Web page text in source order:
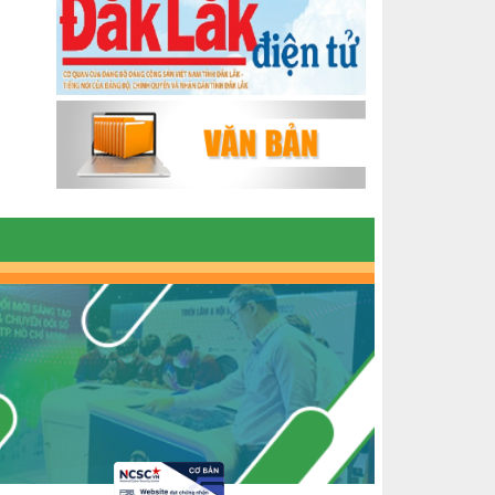
ĐẮK LẮK GIAI ĐOẠN 2018-2020